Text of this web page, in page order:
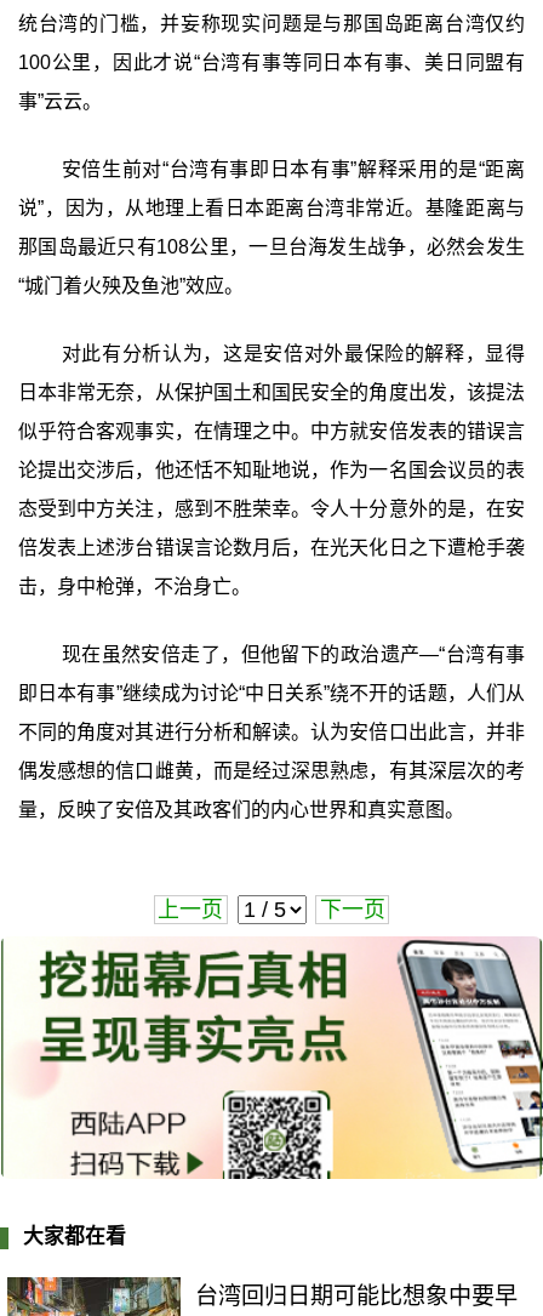
统台湾的门槛，并妄称现实问题是与那国岛距离台湾仅约
100公里，因此才说“台湾有事等同日本有事、美日同盟有
事”云云。
安倍生前对“台湾有事即日本有事”解释采用的是“距离
说”，因为，从地理上看日本距离台湾非常近。基隆距离与
那国岛最近只有108公里，一旦台海发生战争，必然会发生
“城门着火殃及鱼池”效应。
对此有分析认为，这是安倍对外最保险的解释，显得
日本非常无奈，从保护国土和国民安全的角度出发，该提法
似乎符合客观事实，在情理之中。中方就安倍发表的错误言
论提出交涉后，他还恬不知耻地说，作为一名国会议员的表
态受到中方关注，感到不胜荣幸。令人十分意外的是，在安
倍发表上述涉台错误言论数月后，在光天化日之下遭枪手袭
击，身中枪弹，不治身亡。
现在虽然安倍走了，但他留下的政治遗产—“台湾有事
即日本有事”继续成为讨论“中日关系”绕不开的话题，人们从
不同的角度对其进行分析和解读。认为安倍口出此言，并非
偶发感想的信口雌黄，而是经过深思熟虑，有其深层次的考
量，反映了安倍及其政客们的内心世界和真实意图。
上一页 下一页
大家都在看
台湾回归日期可能比想象中要早